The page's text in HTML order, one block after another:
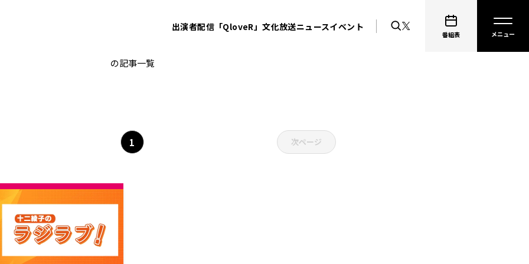
出演者配信「QloveR」文化放送ニュースイベント
番組表
ラジラブ！
の記事一覧
1 次ページ